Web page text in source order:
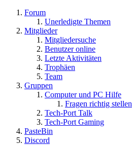
Forum
Unerledigte Themen
Mitglieder
Mitgliedersuche
Benutzer online
Letzte Aktivitäten
Trophäen
Team
Gruppen
Computer und PC Hilfe
Fragen richtig stellen
Tech-Port Talk
Tech-Port Gaming
PasteBin
Discord